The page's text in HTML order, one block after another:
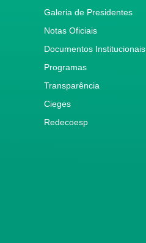
Galeria de Presidentes
Notas Oficiais
Documentos Institucionais
Programas
Transparência
Cieges
Redecoesp